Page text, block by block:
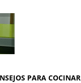
PARA COCINAR